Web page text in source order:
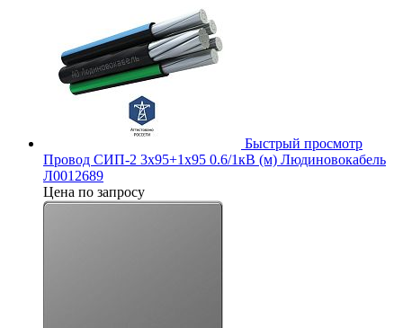
Быстрый просмотр
Провод СИП-2 3х95+1х95 0.6/1кВ (м) Людиновокабель
Л0012689
Цена по запросу